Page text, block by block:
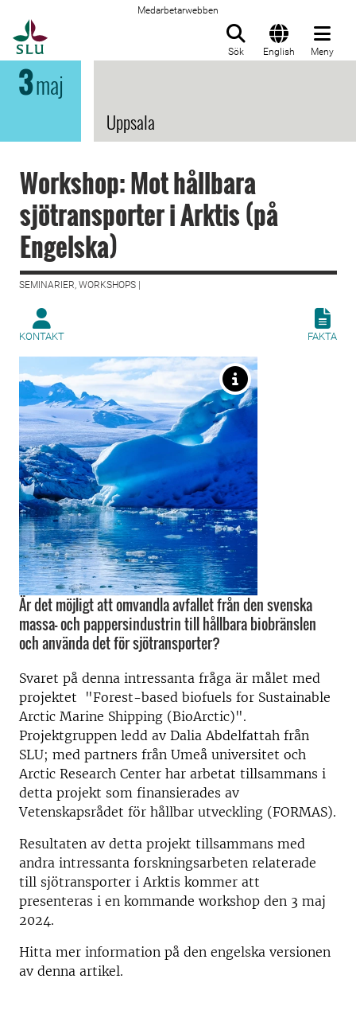
Medarbetarwebben
Sök English Meny
3maj
Uppsala
Workshop: Mot hållbara
sjötransporter i Arktis (på
Engelska)
SEMINARIER, WORKSHOPS |
KONTAKT FAKTA
Är det möjligt att omvandla avfallet från den svenska
massa- och pappersindustrin till hållbara biobränslen
och använda det för sjötransporter?
Svaret på denna intressanta fråga är målet med
projektet "Forest-based biofuels for Sustainable
Arctic Marine Shipping (BioArctic)".
Projektgruppen ledd av Dalia Abdelfattah från
SLU; med partners från Umeå universitet och
Arctic Research Center har arbetat tillsammans i
detta projekt som finansierades av
Vetenskapsrådet för hållbar utveckling (FORMAS).
Resultaten av detta projekt tillsammans med
andra intressanta forskningsarbeten relaterade
till sjötransporter i Arktis kommer att
presenteras i en kommande workshop den 3 maj
2024.
Hitta mer information på den engelska versionen
av denna artikel.